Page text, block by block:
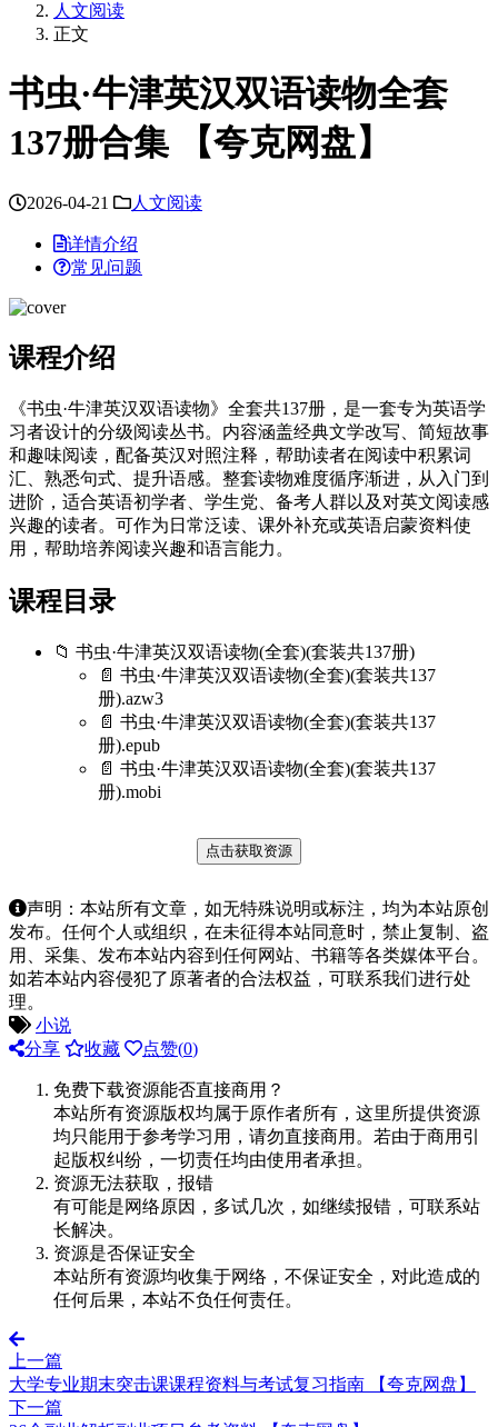
人文阅读
正文
书虫·牛津英汉双语读物全套
137册合集 【夸克网盘】
2026-04-21 人文阅读
详情介绍
常见问题
课程介绍
《书虫·牛津英汉双语读物》全套共137册，是一套专为英语学
习者设计的分级阅读丛书。内容涵盖经典文学改写、简短故事
和趣味阅读，配备英汉对照注释，帮助读者在阅读中积累词
汇、熟悉句式、提升语感。整套读物难度循序渐进，从入门到
进阶，适合英语初学者、学生党、备考人群以及对英文阅读感
兴趣的读者。可作为日常泛读、课外补充或英语启蒙资料使
用，帮助培养阅读兴趣和语言能力。
课程目录
📁 书虫·牛津英汉双语读物(全套)(套装共137册)
📄 书虫·牛津英汉双语读物(全套)(套装共137
册).azw3
📄 书虫·牛津英汉双语读物(全套)(套装共137
册).epub
📄 书虫·牛津英汉双语读物(全套)(套装共137
册).mobi
点击获取资源
声明：本站所有文章，如无特殊说明或标注，均为本站原创
发布。任何个人或组织，在未征得本站同意时，禁止复制、盗
用、采集、发布本站内容到任何网站、书籍等各类媒体平台。
如若本站内容侵犯了原著者的合法权益，可联系我们进行处
理。
小说
分享
收藏 点赞(0)
免费下载资源能否直接商用？
本站所有资源版权均属于原作者所有，这里所提供资源
均只能用于参考学习用，请勿直接商用。若由于商用引
起版权纠纷，一切责任均由使用者承担。
资源无法获取，报错
有可能是网络原因，多试几次，如继续报错，可联系站
长解决。
资源是否保证安全
本站所有资源均收集于网络，不保证安全，对此造成的
任何后果，本站不负任何责任。
上一篇
大学专业期末突击课课程资料与考试复习指南 【夸克网盘】
下一篇